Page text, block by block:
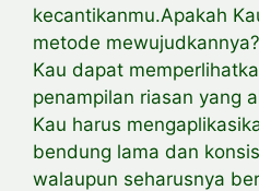
kecantikanmu.Apakah
metode mewujudkannya?
Kau dapat
penampilan riasan yang
Kau harus
bendung lama dan
walaupun seharusnya